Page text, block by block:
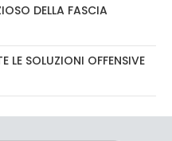
DELLA FASCIA
LE SOLUZIONI OFFENSIVE